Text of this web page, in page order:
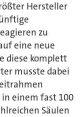
Hersteller
zu
eine neue
diese komplett
musste dabei
einem fast 100
Säulen